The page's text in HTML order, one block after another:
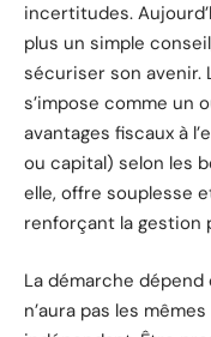
incertitudes.
plus un simple
sécuriser son avenir.
s’impose comme un
avantages fiscaux à
ou capital) selon les
elle, offre souplesse
renforçant la gestion
La démarche
n’aura pas les